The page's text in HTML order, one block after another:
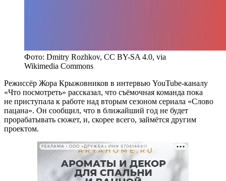
Фото: Dmitry Rozhkov, CC BY-SA 4.0, via
Wikimedia Commons
Режиссёр Жора Крыжовников в интервью YouTube-каналу
«Что посмотреть» рассказал, что съёмочная команда пока
не приступала к работе над вторым сезоном сериала «Слово
пацана». Он сообщил, что в ближайший год не будет
прорабатывать сюжет, и, скорее всего, займётся другим
проектом.
РЕКЛАМА • ООО «ДРУЖБА» ИНН 9704146411